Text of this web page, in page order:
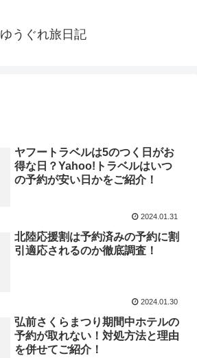
ゆうぐれ旅日記
ヤフートラベルは5のつく日がお
得な日？Yahoo!トラベルはいつ
の予約が安い日かをご紹介！
2024.01.31
北陸応援割は予約済みの予約に割
引適応されるのか徹底調査！
2024.01.30
弘前さくらまつり期間中ホテルの
予約が取れない！対処方法と理由
を併せてご紹介！